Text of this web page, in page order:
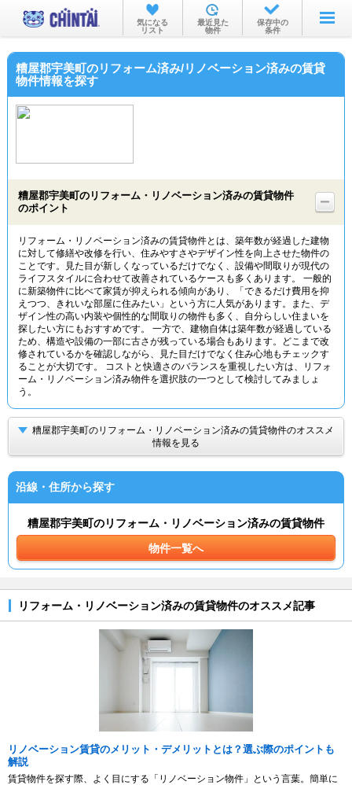
お部屋を探す
沿線・駅から
不動産会社から
気になる
リスト
最近見た
物件
保存中の
条件
糟屋郡宇美町のリフォーム済み/リノベーション済みの賃貸
物件情報を探す
糟屋郡宇美町のリフォーム・リノベーション済みの賃貸物件
のポイント
リフォーム・リノベーション済みの賃貸物件とは、築年数が経過した建物
に対して修繕や改修を行い、住みやすさやデザイン性を向上させた物件の
ことです。見た目が新しくなっているだけでなく、設備や間取りが現代の
ライフスタイルに合わせて改善されているケースも多くあります。 一般的
に新築物件に比べて家賃が抑えられる傾向があり、「できるだけ費用を抑
えつつ、きれいな部屋に住みたい」という方に人気があります。また、デ
ザイン性の高い内装や個性的な間取りの物件も多く、自分らしい住まいを
探したい方にもおすすめです。 一方で、建物自体は築年数が経過している
ため、構造や設備の一部に古さが残っている場合もあります。どこまで改
修されているかを確認しながら、見た目だけでなく住み心地もチェックす
ることが大切です。 コストと快適さのバランスを重視したい方は、リフォ
ーム・リノベーション済み物件を選択肢の一つとして検討してみましょ
う。
糟屋郡宇美町のリフォーム・リノベーション済みの賃貸物件のオススメ
情報を見る
沿線・住所から探す
糟屋郡宇美町のリフォーム・リノベーション済みの賃貸物件
物件一覧へ
リフォーム・リノベーション済みの賃貸物件のオススメ記事
リノベーション賃貸のメリット・デメリットとは？選ぶ際のポイントも
解説
賃貸物件を探す際、よく目にする「リノベーション物件」という言葉。簡単に